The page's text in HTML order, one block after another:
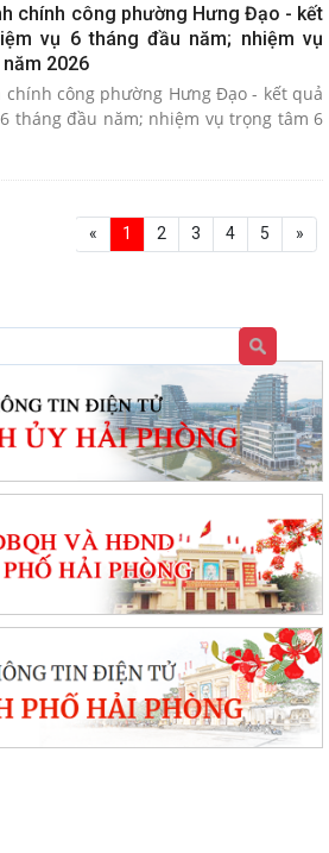
chính công phường Hưng Đạo - kết
vụ 6 tháng đầu năm; nhiệm vụ
2026
công phường Hưng Đạo - kết quả
tháng đầu năm; nhiệm vụ trọng tâm 6
« 1 2 3 4 5 »